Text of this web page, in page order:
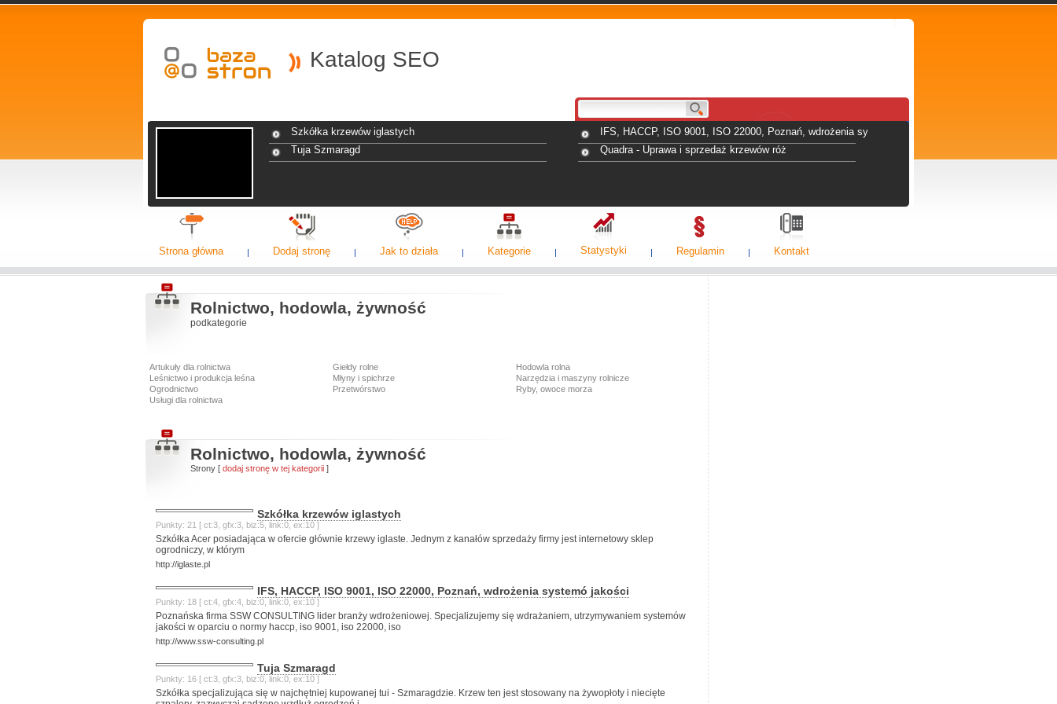
Katalog SEO
Szkółka krzewów iglastych
IFS, HACCP, ISO 9001, ISO 22000, Poznań, wdrożenia systemó jakości
Tuja Szmaragd
Quadra - Uprawa i sprzedaż krzewów róż
Strona główna Dodaj stronę Jak to działa Kategorie Statystyki Regulamin Kontakt
Rolnictwo, hodowla, żywność
podkategorie
Artukuły dla rolnictwa Giełdy rolne
Hodowla rolna
Leśnictwo i produkcja leśna
Młyny i spichrze
Narzędzia i maszyny rolnicze
Ogrodnictwo
Przetwórstwo
Ryby, owoce morza
Usługi dla rolnictwa
Rolnictwo, hodowla, żywność
Strony [ dodaj stronę w tej kategorii ]
Szkółka krzewów iglastych
Punkty: 21 [ ct:3, gfx:3, biz:5, link:0, ex:10 ]
Szkółka Acer posiadająca w ofercie głównie krzewy iglaste. Jednym z kanałów sprzedaży firmy jest internetowy sklep
ogrodniczy, w którym
http://iglaste.pl
IFS, HACCP, ISO 9001, ISO 22000, Poznań, wdrożenia systemó jakości
Punkty: 18 [ ct:4, gfx:4, biz:0, link:0, ex:10 ]
Poznańska firma SSW CONSULTING lider branży wdrożeniowej. Specjalizujemy się wdrażaniem, utrzymywaniem systemów
jakości w oparciu o normy haccp, iso 9001, iso 22000, iso
http://www.ssw-consulting.pl
Tuja Szmaragd
Punkty: 16 [ ct:3, gfx:3, biz:0, link:0, ex:10 ]
Szkółka specjalizująca się w najchętniej kupowanej tui - Szmaragdzie. Krzew ten jest stosowany na żywopłoty i niecięte